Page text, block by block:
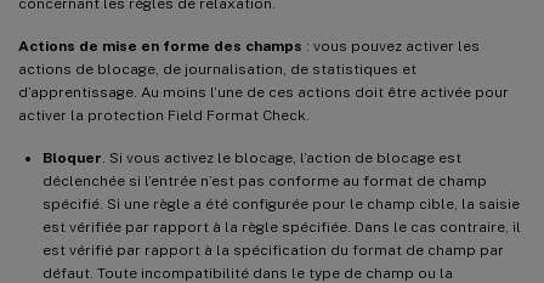
Actions de mise en forme des champs : vous pouvez activer les
actions de blocage, de journalisation, de statistiques et
d’apprentissage. Au moins l’une de ces actions doit être activée pour
activer la protection Field Format Check.
Bloquer . Si vous activez le blocage, l’action de blocage est
déclenchée si l’entrée n’est pas conforme au format de champ
spécifié. Si une règle a été configurée pour le champ cible, la saisie
est vérifiée par rapport à la règle spécifiée. Dans le cas contraire, il
est vérifié par rapport à la spécification du format de champ par
défaut. Toute incompatibilité dans le type de champ ou la